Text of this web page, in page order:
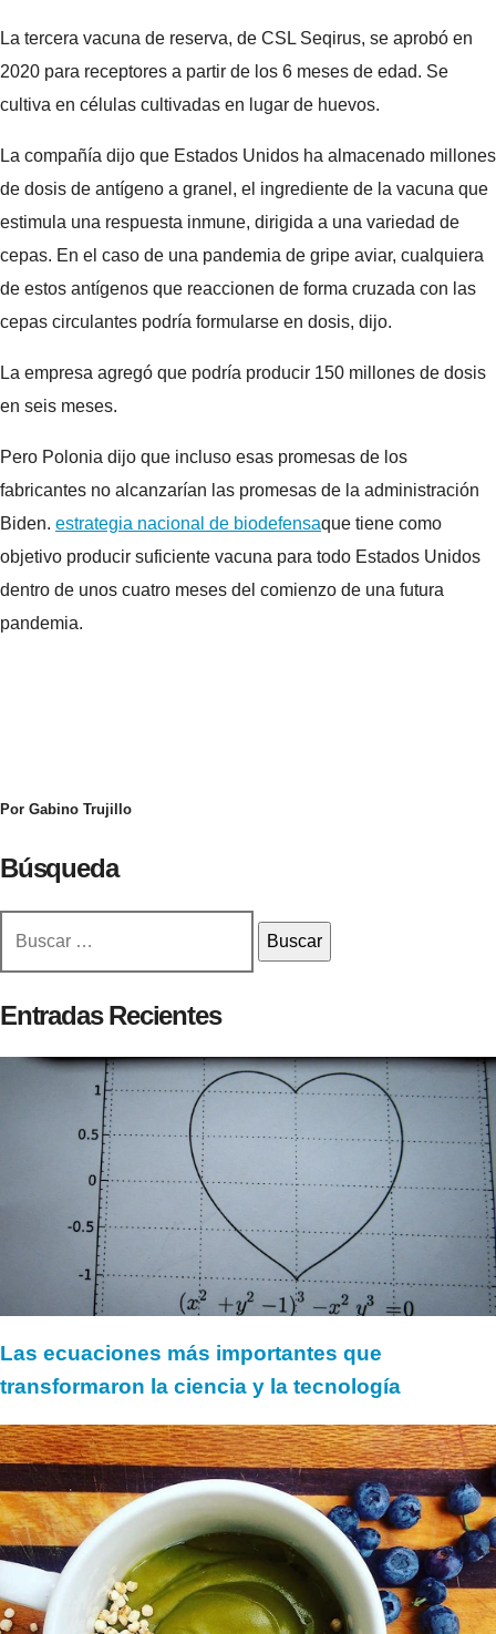
La tercera vacuna de reserva, de CSL Seqirus, se aprobó en
2020 para receptores a partir de los 6 meses de edad. Se
cultiva en células cultivadas en lugar de huevos.
La compañía dijo que Estados Unidos ha almacenado millones
de dosis de antígeno a granel, el ingrediente de la vacuna que
estimula una respuesta inmune, dirigida a una variedad de
cepas. En el caso de una pandemia de gripe aviar, cualquiera
de estos antígenos que reaccionen de forma cruzada con las
cepas circulantes podría formularse en dosis, dijo.
La empresa agregó que podría producir 150 millones de dosis
en seis meses.
Pero Polonia dijo que incluso esas promesas de los
fabricantes no alcanzarían las promesas de la administración
Biden. estrategia nacional de biodefensaque tiene como
objetivo producir suficiente vacuna para todo Estados Unidos
dentro de unos cuatro meses del comienzo de una futura
pandemia.
Por Gabino Trujillo
Búsqueda
Entradas Recientes
Las ecuaciones más importantes que
transformaron la ciencia y la tecnología